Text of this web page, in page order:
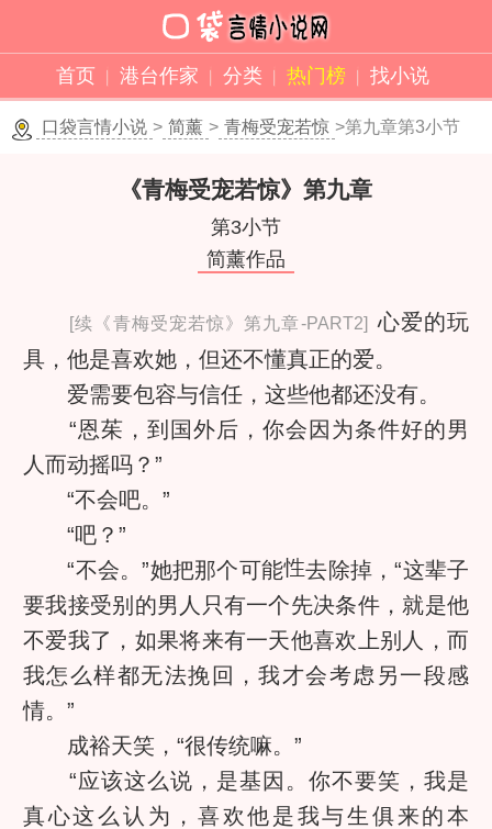
首页 港台作家 分类 热门榜 找小说
口袋言情小说 > 简薰 > 青梅受宠若惊 >第九章第3小节
《青梅受宠若惊》第九章
第3小节
简薰作品
[续《青梅受宠若惊》第九章-PART2] 心爱的玩
具，他是喜欢她，但还不懂真正的爱。
爱需要包容与信任，这些他都还没有。
“恩茱，到国外后，你会因为条件好的男
人而动摇吗？”
“不会吧。”
“吧？”
“不会。”她把那个可能
去除掉，“这辈子
要我接受别的男人只有一个先决条件，就是他
不爱我了，如果将来有一天他喜欢上别人，而
我怎么样都无法挽回，我才会考虑另一段感
情。”
成裕天笑，“很传统嘛。”
“应该这么说，是基因。你不要笑，我是
真心这么认为，喜欢他是我与生俱来的本